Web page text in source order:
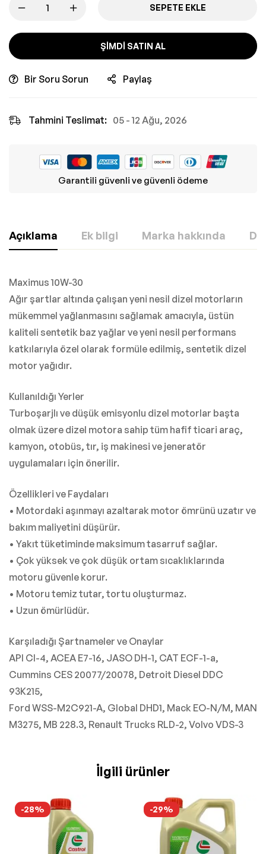
SEPETE EKLE
ŞIMDI SATIN AL
Bir Soru Sorun Paylaş
Tahmini Teslimat: 05 - 12 Ağu, 2026
Garantili güvenli ve güvenli ödeme
Açıklama Ek bilgi Marka hakkında
Maximus 10W-30
Ağır şartlar altında çalışan yeni nesil dizel motorların
mükemmel yağlanmasını sağlamak amacıyla, üstün
kaliteli sentetik baz yağlar ve yeni nesil performans
katkılarıyla özel olarak formüle edilmiş, sentetik dizel
motor yağıdır.
Kullanıldığı Yerler
Turboşarjlı ve düşük emisyonlu dizel motorlar başta
olmak üzere dizel motora sahip tüm hafif ticari araç,
kamyon, otobüs, tır, iş makinesi ve jeneratör
uygulamaları için önerilir.
Özellikleri ve Faydaları
• Motordaki aşınmayı azaltarak motor ömrünü uzatır ve
bakım maliyetini düşürür.
• Yakıt tüketiminde maksimum tasarruf sağlar.
• Çok yüksek ve çok düşük ortam sıcaklıklarında
motoru güvenle korur.
• Motoru temiz tutar, tortu oluşturmaz.
• Uzun ömürlüdür.
Karşıladığı Şartnameler ve Onaylar
API CI-4, ACEA E7-16, JASO DH-1, CAT ECF-1-a,
Cummins CES 20077/20078, Detroit Diesel DDC
93K215,
Ford WSS-M2C921-A, Global DHD1, Mack EO-N/M, MAN
M3275, MB 228.3, Renault Trucks RLD-2, Volvo VDS-3
İlgili ürünler
-28% -29%